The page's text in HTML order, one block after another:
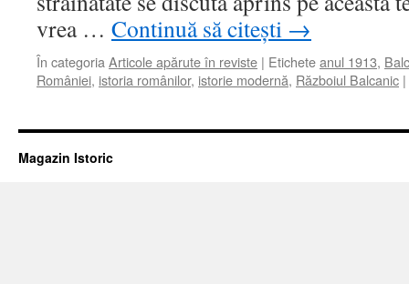
vrea … Continuă să citești →
În categoria Articole apărute în reviste | Eticheteanul 1913,
României, istoria românilor, istorie modernă, Războiul Balcanic |
Magazin Istoric